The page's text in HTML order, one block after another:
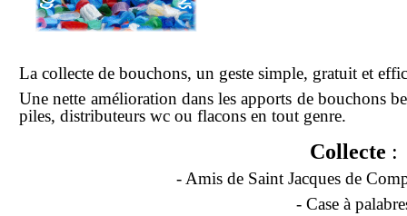
La collecte de bouchons, un geste simple, gratuit et
Une nette amélioration dans les apports de bouchons
piles, distributeurs wc ou flacons en tout genre.
Collecte :
- Amis de Saint Jacques de
- Case à